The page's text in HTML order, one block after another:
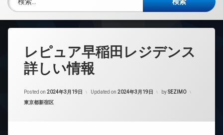
レピュア早稲田レジデンス
詳しい情報
Posted on 2024年3月19日 Updated on 2024年3月19日 bySEZIMO
カテゴリー:
東京都新宿区